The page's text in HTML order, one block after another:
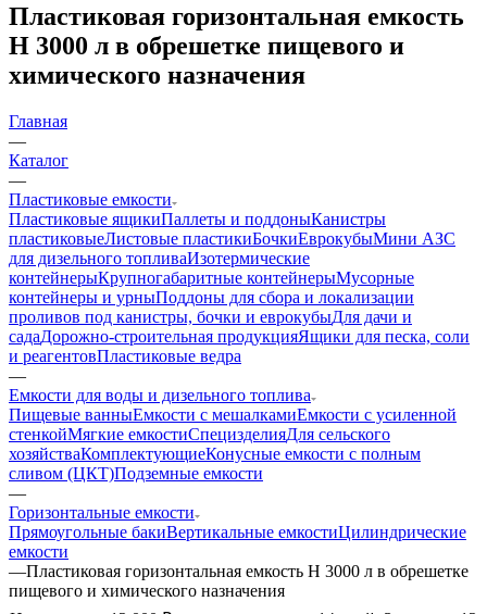
Пластиковая горизонтальная емкость
H 3000 л в обрешетке пищевого и
химического назначения
Главная
—
Каталог
—
Пластиковые емкости
Пластиковые ящикиПаллеты и поддоныКанистры
пластиковыеЛистовые пластикиБочкиЕврокубыМини АЗС
для дизельного топливаИзотермические
контейнерыКрупногабаритные контейнерыМусорные
контейнеры и урныПоддоны для сбора и локализации
проливов под канистры, бочки и еврокубыДля дачи и
садаДорожно-строительная продукцияЯщики для песка, соли
и реагентовПластиковые ведра
—
Емкости для воды и дизельного топлива
Пищевые ванныЕмкости с мешалкамиЕмкости с усиленной
стенкойМягкие емкостиСпецизделияДля сельского
хозяйстваКомплектующиеКонусные емкости с полным
сливом (ЦКТ)Подземные емкости
—
Горизонтальные емкости
Прямоугольные бакиВертикальные емкостиЦилиндрические
емкости
—Пластиковая горизонтальная емкость H 3000 л в обрешетке
пищевого и химического назначения